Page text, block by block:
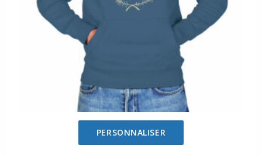
PERSONNALISER